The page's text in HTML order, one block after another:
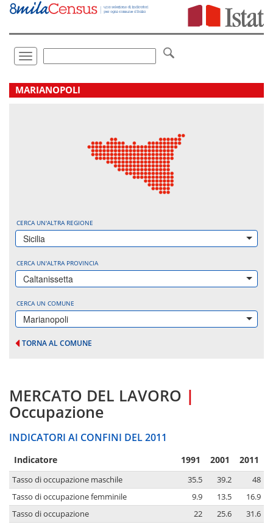
Vai
direttamente
Toggle
navigation
.
MARIANOPOLI
CERCA UN'ALTRA REGIONE
Sicilia
CERCA UN'ALTRA PROVINCIA
Caltanissetta
CERCA UN COMUNE
Marianopoli
TORNA AL COMUNE
MERCATO DEL LAVORO |
Occupazione
INDICATORI AI CONFINI DEL 2011
Indicatore 1991 2001 2011
Tasso di occupazione maschile 35.5 39.2
48
Tasso di occupazione femminile
9.9 13.5
16.9
Tasso di occupazione
22 25.6
31.6